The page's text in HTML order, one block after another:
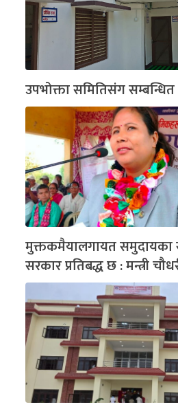
उपभोक्ता समितिसंग सम्बन्धित
मुक्तकमैयालगायत समुदायका
सरकार प्रतिबद्ध छ : मन्त्री